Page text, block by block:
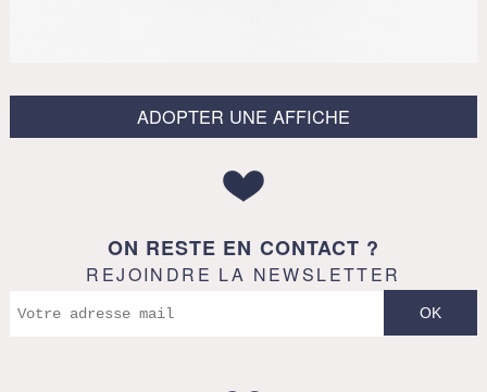
ADOPTER UNE AFFICHE
ON RESTE EN CONTACT ?
REJOINDRE LA NEWSLETTER